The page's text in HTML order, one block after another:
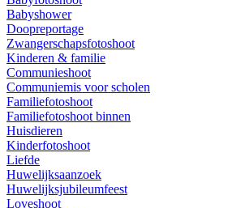
Babyshower
Doopreportage
Zwangerschapsfotoshoot
Kinderen & familie
Communieshoot
Communiemis voor scholen
Familiefotoshoot
Familiefotoshoot binnen
Huisdieren
Kinderfotoshoot
Liefde
Huwelijksaanzoek
Huwelijksjubileumfeest
Loveshoot